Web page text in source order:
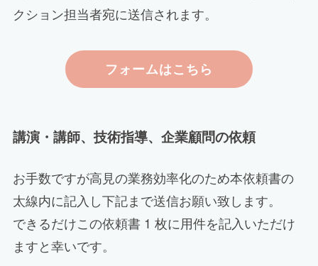
クション担当者宛に送信されます。
フォームはこちら
講演・講師、技術指導、企業顧問の依頼
お手数ですが高見の業務効率化のため本依頼書の
太線内に記入し下記まで送信お願い致します。
できるだけこの依頼書 1 枚に用件を記入いただけ
ますと幸いです。